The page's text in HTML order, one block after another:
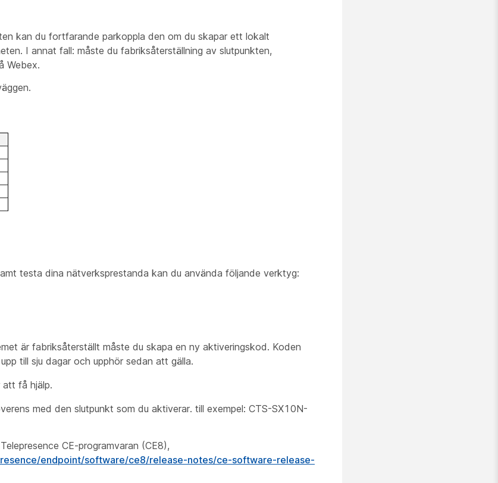
kan du fortfarande parkoppla den om du skapar ett lokalt
I annat fall: måste du fabriksåterställning av slutpunkten,
Webex.
testa dina nätverksprestanda kan du använda följande verktyg:
är fabriksåterställt måste du skapa en ny aktiveringskod. Koden
till sju dagar och upphör sedan att gälla.
få hjälp.
med den slutpunkt som du aktiverar. till exempel: CTS-SX10N-
CE-programvaran (CE8),
endpoint/software/ce8/release-notes/ce-software-release-